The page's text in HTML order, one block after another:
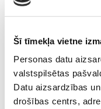
Šī tīmekļa vietne
Personas datu
valstspilsētas
Datu aizsardzības
drošības centrs,
17.10.2019. Rīgas
iesvētīšanas
Skolas Karoga
vidusskolas tradīcija.
skolas audzēkņi,
svinīgi ienests skolas